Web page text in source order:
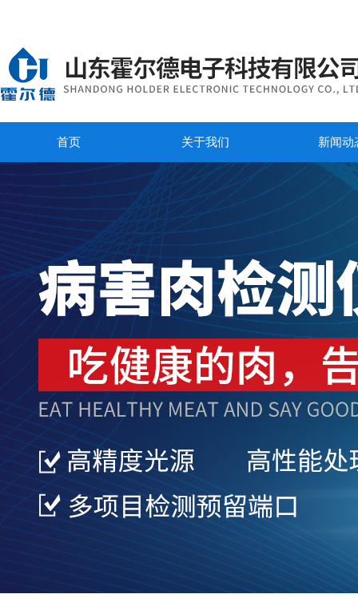
首页 关于我们 新闻动